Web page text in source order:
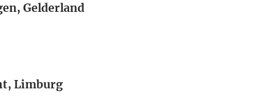
Gelderland
Limburg